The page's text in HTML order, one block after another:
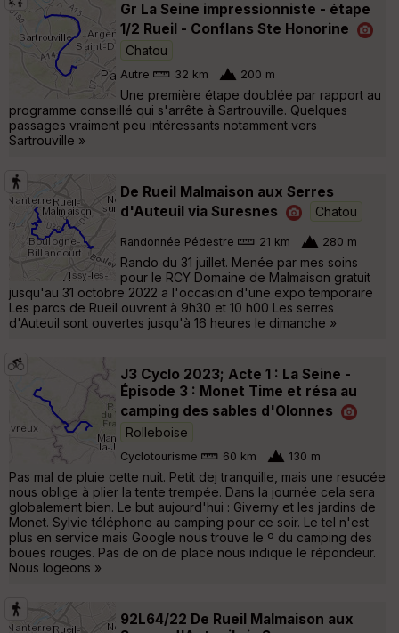
Gr La Seine impressionniste - étape
1/2 Rueil - Conflans Ste Honorine
Chatou
Autre 32 km 200 m
Une première étape doublée par rapport au
programme conseillé qui s'arrête à Sartrouville. Quelques
passages vraiment peu intéressants notamment vers
Sartrouville »
De Rueil Malmaison aux Serres
d'Auteuil via Suresnes
Chatou
Randonnée Pédestre 21 km 280 m
Rando du 31 juillet. Menée par mes soins
pour le RCY Domaine de Malmaison gratuit
jusqu'au 31 octobre 2022 a l'occasion d'une expo temporaire
Les parcs de Rueil ouvrent à 9h30 et 10 h00 Les serres
d'Auteuil sont ouvertes jusqu'à 16 heures le dimanche »
J3 Cyclo 2023; Acte 1 : La Seine -
Épisode 3 : Monet Time et résa au
camping des sables d'Olonnes
Rolleboise
Cyclotourisme 60 km 130 m
Pas mal de pluie cette nuit. Petit dej tranquille, mais une resucée
nous oblige à plier la tente trempée. Dans la journée cela sera
globalement bien. Le but aujourd'hui : Giverny et les jardins de
Monet. Sylvie téléphone au camping pour ce soir. Le tel n'est
plus en service mais Google nous trouve le º du camping des
boues rouges. Pas de on de place nous indique le répondeur.
Nous logeons »
92L64/22 De Rueil Malmaison aux